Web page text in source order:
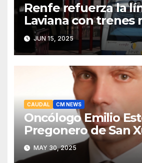
Renfe refuerza la
Laviana con trenes
fiables y mejor
recuperar viajeros
JUN 15, 2025
CAUDAL CM NEWS
Oncólogo Emilio
Pregonero de San
Mieres: Un Honor
y el HUCA
MAY 30, 2025